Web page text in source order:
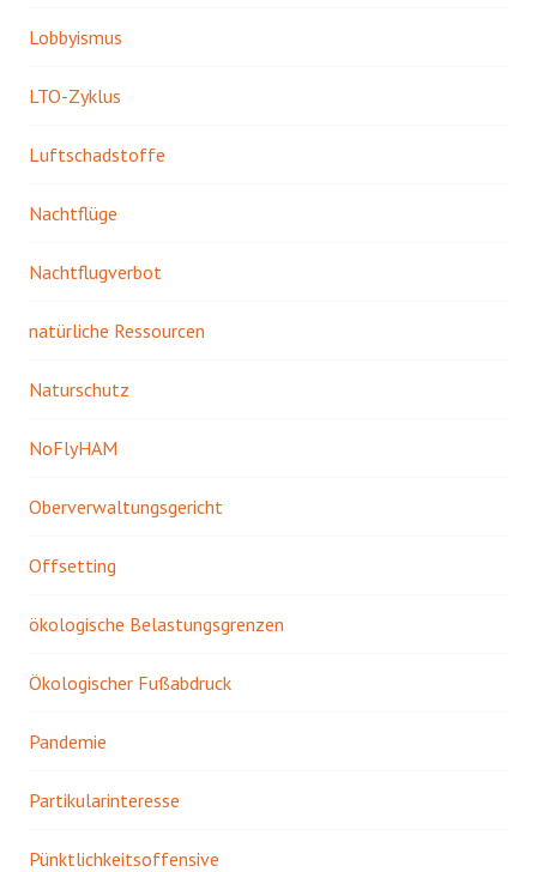
Lobbyismus
LTO-Zyklus
Luftschadstoffe
Nachtflüge
Nachtflugverbot
natürliche Ressourcen
Naturschutz
NoFlyHAM
Oberverwaltungsgericht
Offsetting
ökologische Belastungsgrenzen
Ökologischer Fußabdruck
Pandemie
Partikularinteresse
Pünktlichkeitsoffensive